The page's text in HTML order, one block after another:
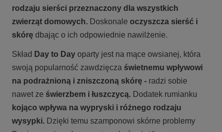
rodzaju sierści przeznaczony dla wszystkich
zwierząt domowych. Doskonale oczyszcza sierść i
skórę dbając o ich odpowiednie nawilżenie.
Skład Day to Day oparty jest na mące owsianej, która
swoją popularność zawdzięcza świetnemu wpływowi
na podrażnioną i zniszczoną skórę - radzi sobie
nawet ze świerzbem i łuszczycą. Dodatek rumianku
kojąco wpływa na wypryski i różnego rodzaju
wysypki. Dzięki temu szamponowi skórne problemy